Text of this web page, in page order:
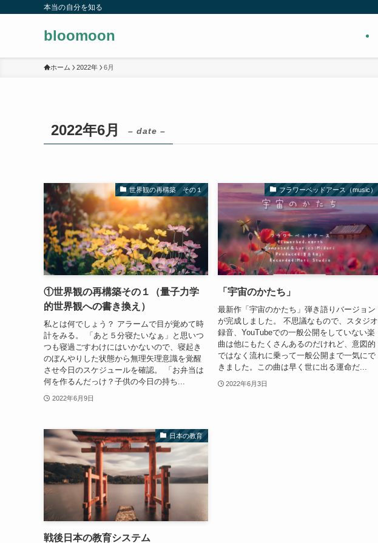
本当の自分を知る
bloomoon
ホーム 2022年 6月
2022年6月 – date –
世界観の再構築 その１
①世界観の再構築その１（量子力学
的世界観への書き換え）
私とは何でしょう？ アラームで目が覚めて時
計をみる。 「あと５分寝たいなぁ」と思いつ
つも寝過ごすわけにはいかないので、寝起き
のぼんやりした状態から無理矢理意識を覚醒
させ今日のスケジュールを確認。 「お弁当は
何を作るんだっけ？子供の今日の持ち...
2022年6月9日
フラワーベッドアース（music）
「宇宙のかたち」
最新作「宇宙のかたち」弾き語りバージョン
が完成しました。 不思議なもので、スタジオ
録音、YouTubeでの一般公開をしていない楽
曲は他にもたくさんあるのだけれど、意図的
ではなく流れに乗って一般公開まで一気にで
きました。この曲は早く世に出る運命だ...
2022年6月3日
日本の教育
戦後日本の教育システム